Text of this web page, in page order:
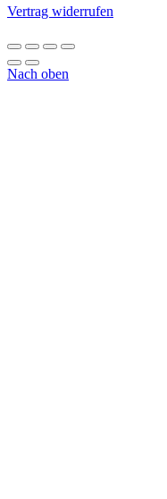
Vertrag widerrufen
Nach oben